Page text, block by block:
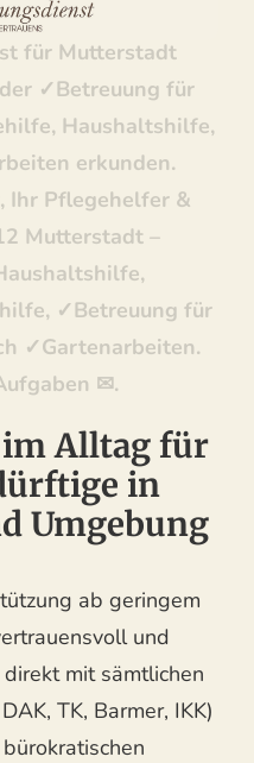
Bei
für Mutterstadt
✓Betreuung für
Haushaltshilfe,
erkunden.
Ihr Pflegehelfer &
Mutterstadt –
✓Betreuung für
✓Gartenarbeiten.
✉.
Alltag für
in
Umgebung
ab geringem
und
mit sämtlichen
TK, Barmer, IKK)